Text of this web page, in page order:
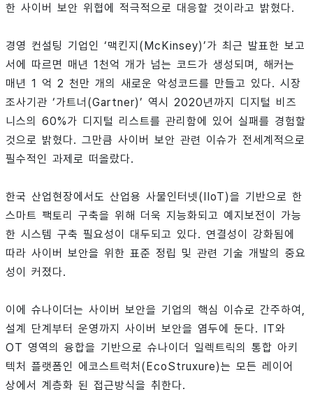
한 사이버 보안 위협에 적극적으로 대응할 것이라고 밝혔다.
경영 컨설팅 기업인 ‘맥킨지(McKinsey)’가 최근 발표한 보고
서에 따르면 매년 1천억 개가 넘는 코드가 생성되며, 해커는
매년 1 억 2 천만 개의 새로운 악성코드를 만들고 있다. 시장
조사기관 ‘가트너(Gartner)’ 역시 2020년까지 디지털 비즈
니스의 60%가 디지털 리스트를 관리함에 있어 실패를 경험할
것으로 밝혔다. 그만큼 사이버 보안 관련 이슈가 전세계적으로
필수적인 과제로 떠올랐다.
한국 산업현장에서도 산업용 사물인터넷(IIoT)을 기반으로 한
스마트 팩토리 구축을 위해 더욱 지능화되고 예지보전이 가능
한 시스템 구축 필요성이 대두되고 있다. 연결성이 강화됨에
따라 사이버 보안을 위한 표준 정립 및 관련 기술 개발의 중요
성이 커졌다.
이에 슈나이더는 사이버 보안을 기업의 핵심 이슈로 간주하여,
설계 단계부터 운영까지 사이버 보안을 염두에 둔다. IT와
OT 영역의 융합을 기반으로 슈나이더 일렉트릭의 통합 아키
텍처 플랫폼인 에코스트럭처(EcoStruxure)는 모든 레이어
상에서 계층화 된 접근방식을 취한다.